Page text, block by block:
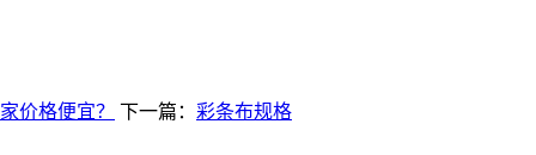
价格便宜？ 下一篇： 彩条布规格